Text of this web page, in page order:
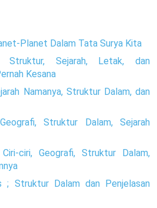
Planet Dalam Tata Surya Kita
Struktur, Sejarah, Letak, dan
Kesana
Namanya, Struktur Dalam, dan
Struktur Dalam, Sejarah
ciri, Geografi, Struktur Dalam,
; Struktur Dalam dan Penjelasan